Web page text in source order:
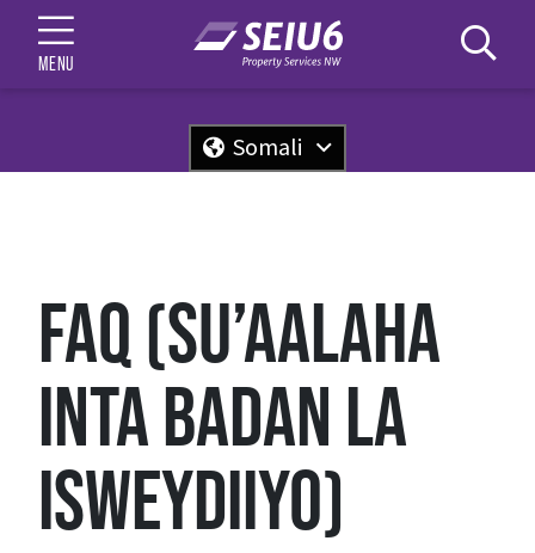
MENU
Somali
FAQ (SU’AALAHA
INTA BADAN LA
ISWEYDIIYO)